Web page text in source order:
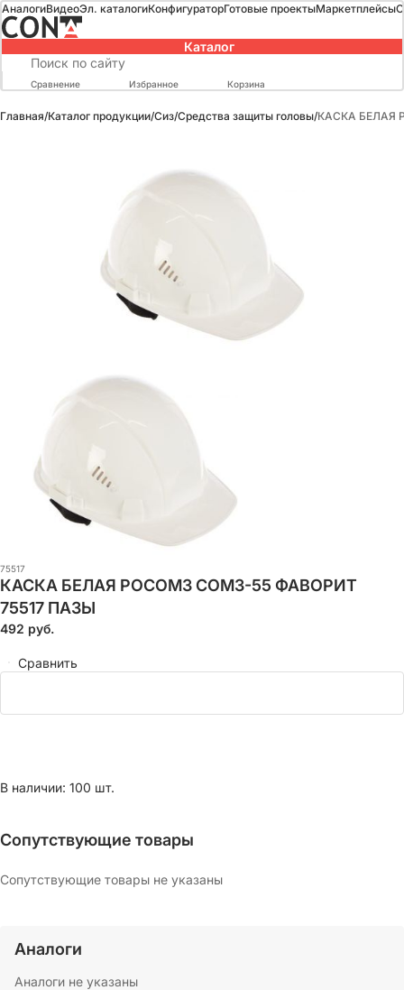
АналогиВидеоЭл. каталогиКонфигураторГотовые проектыМаркетплейсы
Каталог
Сравнение Избранное Корзина
Главная/Каталог продукции/Сиз/Средства защиты головы/КАСКА БЕЛАЯ
75517
КАСКА БЕЛАЯ РОСОМЗ СОМЗ-55 ФАВОРИТ
75517 ПАЗЫ
492 руб.
Сравнить
В наличии: 100 шт.
Сопутствующие товары
Сопутствующие товары не указаны
Аналоги
Аналоги не указаны